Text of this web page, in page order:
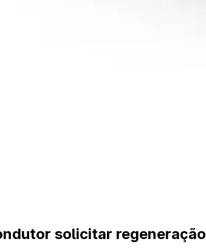
solicitar regeneração